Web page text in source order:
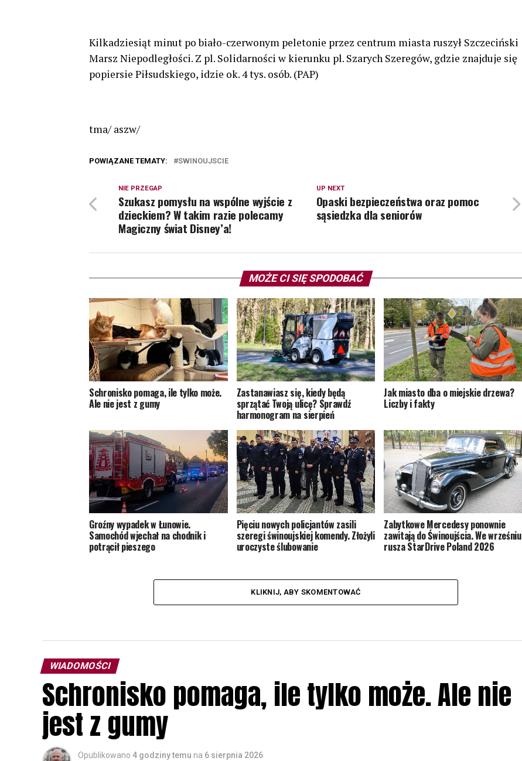
Kilkadziesiąt minut po biało-czerwonym peletonie przez centrum miasta ruszył Szczeciński
Marsz Niepodległości. Z pl. Solidarności w kierunku pl. Szarych Szeregów, gdzie znajduje się
popiersie Piłsudskiego, idzie ok. 4 tys. osób. (PAP)
tma/ aszw/
POWIĄZANE TEMATY: SWINOUJSCIE
UP NEXT
Opaski bezpieczeństwa oraz pomoc
sąsiedzka dla seniorów
NIE PRZEGAP
Szukasz pomysłu na wspólne wyjście z
dzieckiem? W takim razie polecamy
Magiczny świat Disney’a!
MOŻE CI SIĘ SPODOBAĆ
Schronisko pomaga, ile tylko może.
Ale nie jest z gumy
Zastanawiasz się, kiedy będą
sprzątać Twoją ulicę? Sprawdź
harmonogram na sierpień
Jak miasto dba o miejskie drzewa?
Liczby i fakty
Groźny wypadek w Łunowie.
Samochód wjechał na chodnik i
potrącił pieszego
Pięciu nowych policjantów zasili
szeregi świnoujskiej komendy. Złożyli
uroczyste ślubowanie
Zabytkowe Mercedesy ponownie
zawitają do Świnoujścia. We wrześniu
rusza StarDrive Poland 2026
KLIKNIJ, ABY SKOMENTOWAĆ
WIADOMOŚCI
Schronisko pomaga, ile tylko może. Ale nie
jest z gumy
Opublikowano 4 godziny temu na 6 sierpnia 2026